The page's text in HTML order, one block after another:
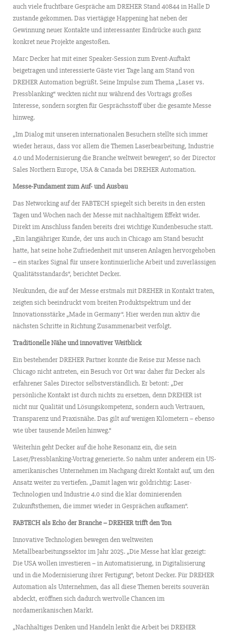
auch viele fruchtbare Gespräche am DREHER Stand 40844 in Halle D
zustande gekommen. Das viertägige Happening hat neben der
Gewinnung neuer Kontakte und interessanter Eindrücke auch ganz
konkret neue Projekte angestoßen.
Marc Decker hat mit einer Speaker-Session zum Event-Auftakt
beigetragen und interessierte Gäste vier Tage lang am Stand von
DREHER Automation begrüßt. Seine Impulse zum Thema „Laser vs.
Pressblanking“ weckten nicht nur während des Vortrags großes
Interesse, sondern sorgten für Gesprächsstoff über die gesamte Messe
hinweg.
„Im Dialog mit unseren internationalen Besuchern stellte sich immer
wieder heraus, dass vor allem die Themen Laserbearbeitung, Industrie
4.0 und Modernisierung die Branche weltweit bewegen“, so der Director
Sales Northern Europe, USA & Canada bei DREHER Automation.
Messe-Fundament zum Auf- und Ausbau
Das Networking auf der FABTECH spiegelt sich bereits in den ersten
Tagen und Wochen nach der Messe mit nachhaltigem Effekt wider.
Direkt im Anschluss fanden bereits drei wichtige Kundenbesuche statt.
„Ein langjähriger Kunde, der uns auch in Chicago am Stand besucht
hatte, hat seine hohe Zufriedenheit mit unseren Anlagen hervorgehoben
– ein starkes Signal für unsere kontinuierliche Arbeit und zuverlässigen
Qualitätsstandards“, berichtet Decker.
Neukunden, die auf der Messe erstmals mit DREHER in Kontakt traten,
zeigten sich beeindruckt vom breiten Produktspektrum und der
Innovationsstärke „Made in Germany“. Hier werden nun aktiv die
nächsten Schritte in Richtung Zusammenarbeit verfolgt.
Traditionelle Nähe und innovativer Weitblick
Ein bestehender DREHER Partner konnte die Reise zur Messe nach
Chicago nicht antreten, ein Besuch vor Ort war daher für Decker als
erfahrener Sales Director selbstverständlich. Er betont: „Der
persönliche Kontakt ist durch nichts zu ersetzen, denn DREHER ist
nicht nur Qualität und Lösungskompetenz, sondern auch Vertrauen,
Transparenz und Praxisnähe. Das gilt auf wenigen Kilometern – ebenso
wie über tausende Meilen hinweg.“
Weiterhin geht Decker auf die hohe Resonanz ein, die sein
Laser/Pressblanking-Vortrag generierte. So nahm unter anderem ein US-
amerikanisches Unternehmen im Nachgang direkt Kontakt auf, um den
Ansatz weiter zu vertiefen. „Damit lagen wir goldrichtig: Laser-
Technologien und Industrie 4.0 sind die klar dominierenden
Zukunftsthemen, die immer wieder in Gesprächen aufkamen“.
FABTECH als Echo der Branche – DREHER trifft den Ton
Innovative Technologien bewegen den weltweiten
Metallbearbeitungssektor im Jahr 2025. „Die Messe hat klar gezeigt:
Die USA wollen investieren – in Automatisierung, in Digitalisierung
und in die Modernisierung ihrer Fertigung“, betont Decker. Für DREHER
Automation als Unternehmen, das all diese Themen bereits souverän
abdeckt, eröffnen sich dadurch wertvolle Chancen im
nordamerikanischen Markt.
„Nachhaltiges Denken und Handeln lenkt die Arbeit bei DREHER